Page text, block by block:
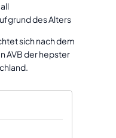
des Alters
sich nach dem
AVB der hepster